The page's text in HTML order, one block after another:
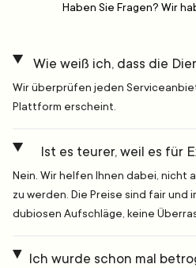
Haben Sie Fragen? Wir
Wie weiß ich, dass die
Wir überprüfen jeden
Plattform erscheint.
Ist es teurer, weil es für
Nein. Wir helfen Ihnen dabei,
zu werden. Die Preise sind fair und
dubiosen Aufschläge, keine
Ich wurde schon mal